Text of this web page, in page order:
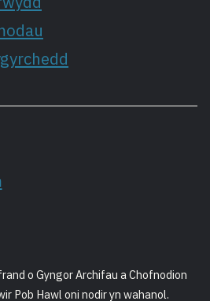
o Gyngor Archifau a Chofnodion
Pob Hawl oni nodir yn wahanol.